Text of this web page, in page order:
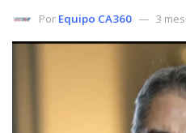
Por Equipo CA360 3